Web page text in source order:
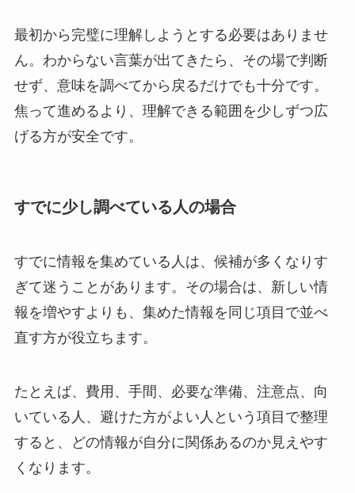
最初から完璧に理解しようとする必要はありませ
ん。わからない言葉が出てきたら、その場で判断
せず、意味を調べてから戻るだけでも十分です。
焦って進めるより、理解できる範囲を少しずつ広
げる方が安全です。
すでに少し調べている人の場合
すでに情報を集めている人は、候補が多くなりす
ぎて迷うことがあります。その場合は、新しい情
報を増やすよりも、集めた情報を同じ項目で並べ
直す方が役立ちます。
たとえば、費用、手間、必要な準備、注意点、向
いている人、避けた方がよい人という項目で整理
すると、どの情報が自分に関係あるのか見えやす
くなります。